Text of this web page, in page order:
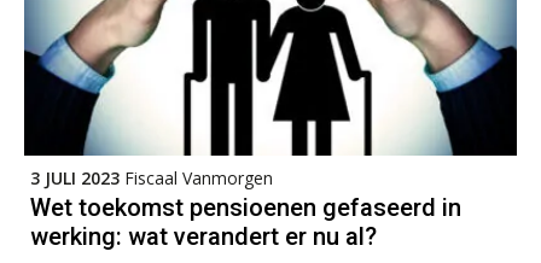
3 JULI 2023 Fiscaal Vanmorgen
Wet toekomst pensioenen gefaseerd in
werking: wat verandert er nu al?
Edwin de Witte